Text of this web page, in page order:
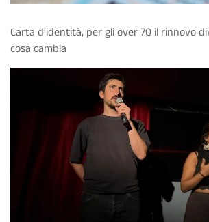
Carta d'identità, per gli over 70 il rinnovo
cosa cambia